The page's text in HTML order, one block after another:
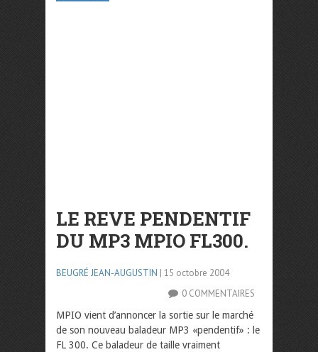
LE REVE PENDENTIF
DU MP3 MPIO FL300.
BEUGRÉ JEAN-AUGUSTIN | 15 octobre 2004
0 COMMENTAIRES
MPIO vient d’annoncer la sortie sur le marché
de son nouveau baladeur MP3 «pendentif» : le
FL 300. Ce baladeur de taille vraiment